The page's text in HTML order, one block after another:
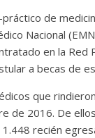
de
Nacional
en la
a becas de
que
de 2016. De
recién